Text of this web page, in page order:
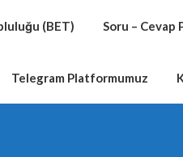
(BET) Soru – Cevap
Telegram Platformumuz